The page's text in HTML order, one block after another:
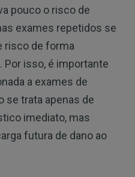
pouco o risco de
exames repetidos se
risco de forma
isso, é importante
a exames de
se trata apenas de
imediato, mas
futura de dano ao